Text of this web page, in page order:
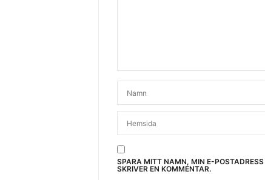
SPARA MITT NAMN, MIN E-
SKRIVER EN KOMMENTAR.